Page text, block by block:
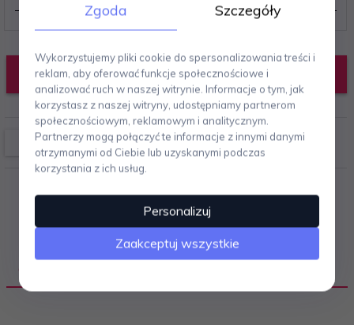
DODAJ DO KOSZYKA
Zgoda Szczegóły
Wykorzystujemy pliki cookie do spersonalizowania treści i
reklam, aby oferować funkcje społecznościowe i
analizować ruch w naszej witrynie. Informacje o tym, jak
korzystasz z naszej witryny, udostępniamy partnerom
społecznościowym, reklamowym i analitycznym.
Partnerzy mogą połączyć te informacje z innymi danymi
otrzymanymi od Ciebie lub uzyskanymi podczas
korzystania z ich usług.
Personalizuj
Zaakceptuj wszystkie